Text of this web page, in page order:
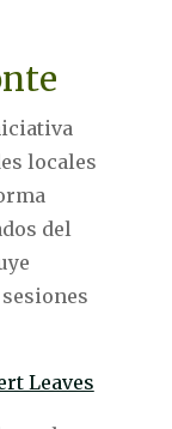
locales
del
Leaves